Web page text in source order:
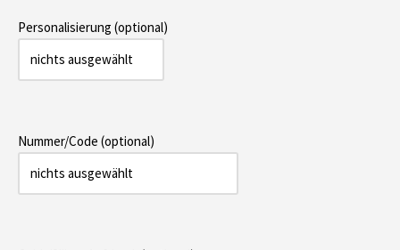
Personalisierung (optional)
Nummer/Code (optional)